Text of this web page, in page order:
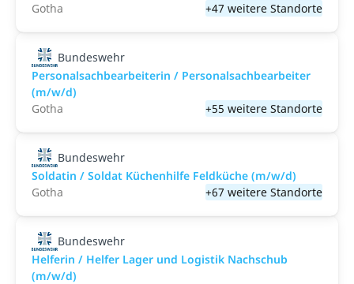
Gotha
+47 weitere Standorte
Bundeswehr
Personalsachbearbeiterin / Personalsachbearbeiter
(m/w/d)
Gotha
+55 weitere Standorte
Bundeswehr
Soldatin / Soldat Küchenhilfe Feldküche (m/w/d)
Gotha
+67 weitere Standorte
Bundeswehr
Helferin / Helfer Lager und Logistik Nachschub
(m/w/d)